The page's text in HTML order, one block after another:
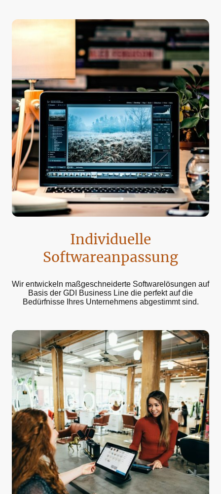
Individuelle
Softwareanpassung
Wir entwickeln maßgeschneiderte Softwarelösungen auf
Basis der GDI Business Line die perfekt auf die
Bedürfnisse Ihres Unternehmens abgestimmt sind.